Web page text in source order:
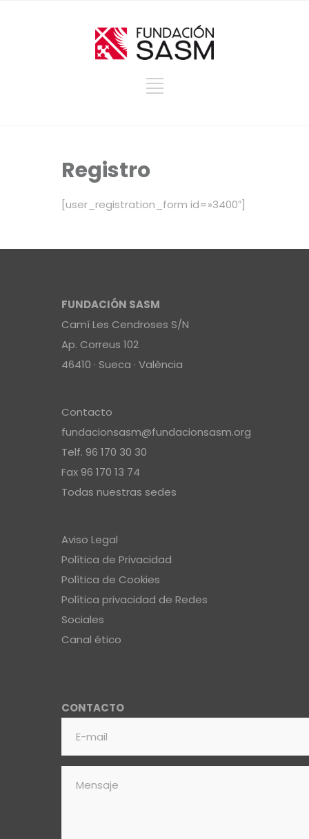
Registro
[user_registration_form id=»3400″]
FUNDACIÓN SASM
Camí Les Cendroses S/N
Ap. Correus 102
46410 · Sueca · València
Contacto
fundacionsasm@fundacionsasm.org
Telf. 96 170 30 30
Fax 96 170 13 74
Todas nuestras sedes
Aviso Legal
Política de Privacidad
Política de Cookies
Política privacidad de Redes
Sociales
Canal ético
CONTACTO